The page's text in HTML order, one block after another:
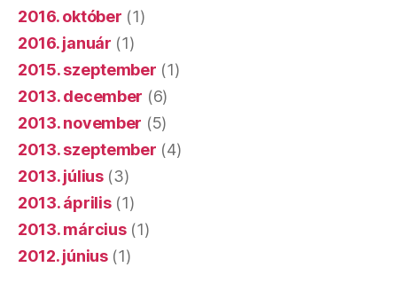
2016. október (1)
2016. január (1)
2015. szeptember (1)
2013. december (6)
2013. november (5)
2013. szeptember (4)
2013. július(3)
2013. április(1)
2013. március(1)
2012. június(1)